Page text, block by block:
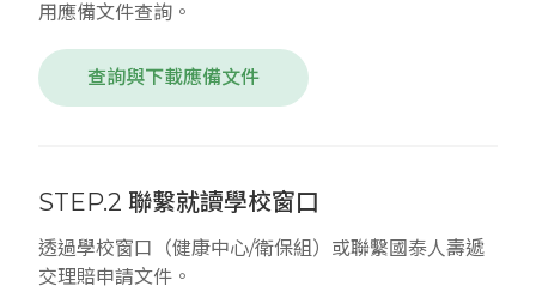
用應備文件查詢。
查詢與下載應備文件
STEP.2 聯繫就讀學校窗口
透過學校窗口（健康中心/衛保組）或聯繫國泰人壽遞
交理賠申請文件。